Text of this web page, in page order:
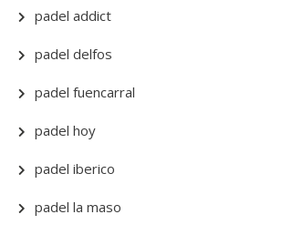
padel addict
padel delfos
padel fuencarral
padel hoy
padel iberico
padel la maso